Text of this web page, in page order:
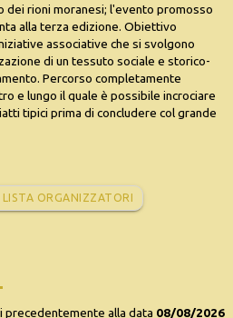
dei rioni moranesi; l'evento promosso
alla terza edizione. Obiettivo
associative che si svolgono
di un tessuto sociale e storico-
Percorso completamente
e lungo il quale è possibile incrociare
tipici prima di concludere col grande
ORGANIZZATORI
precedentemente alla data 08/08/2026